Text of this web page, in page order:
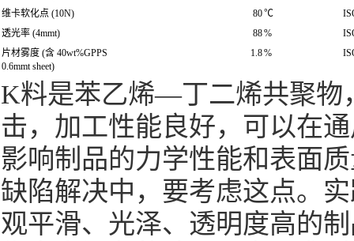
维卡软化点 (10N)
80℃
透光率 (4mmt)
88%
片材雾度 (含 40wt%GPPS
0.6mmt sheet)
1.8%
K料是苯乙烯—丁二烯共聚物
击，加工性能良好，可以在
影响制品的力学性能和表面
缺陷解决中，要考虑这点。
观平滑、光泽、透明度高的